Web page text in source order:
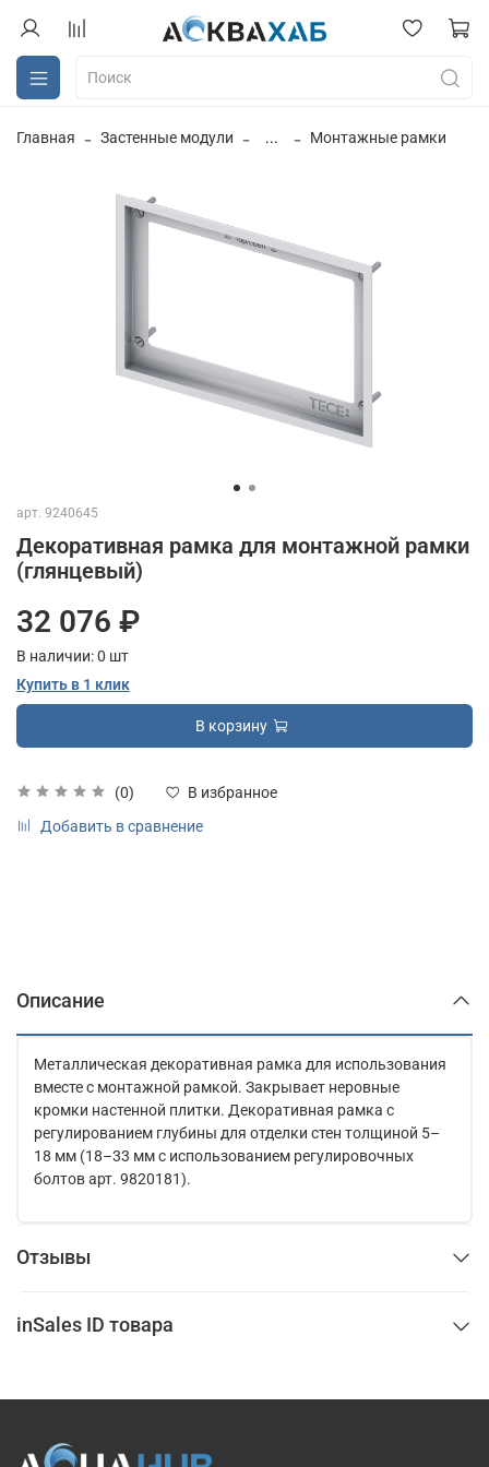
Главная Застенные модули ... Монтажные рамки
арт. 9240645
Декоративная рамка для монтажной рамки
(глянцевый)
(0)
В избранное
Добавить в сравнение
32 076 ₽
В наличии:0 шт
Купить в 1 клик
В корзину
Описание
Металлическая декоративная рамка для использования
вместе с монтажной рамкой. Закрывает неровные
кромки настенной плитки. Декоративная рамка с
регулированием глубины для отделки стен толщиной 5–
18 мм (18–33 мм с использованием регулировочных
болтов арт. 9820181).
Отзывы
inSales ID товара